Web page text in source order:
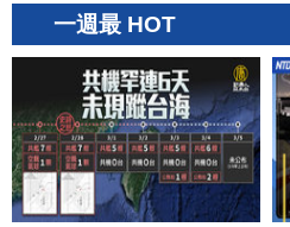
一週最 HOT